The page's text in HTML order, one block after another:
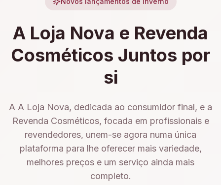
A Loja Nova e Revenda
Cosméticos Juntos por
si
A A Loja Nova, dedicada ao consumidor final, e a
Revenda Cosméticos, focada em profissionais e
revendedores, unem-se agora numa única
plataforma para lhe oferecer mais variedade,
melhores preços e um serviço ainda mais
completo.